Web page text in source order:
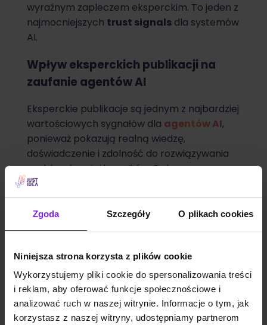
Zgoda Szczegóły O plikach cookies
Niniejsza strona korzysta z plików cookie
Wykorzystujemy pliki cookie do spersonalizowania treści
i reklam, aby oferować funkcje społecznościowe i
analizować ruch w naszej witrynie. Informacje o tym, jak
korzystasz z naszej witryny, udostępniamy partnerom
wyraźnym zapleczem eksperckim. To jeden z
najmocniejszych trust signals dla systemów
AI.
Wpływ eksperckich publikacji na
zaufanie agentów AI
Eksperckie publikacje są jednym z najbardziej
wartościowych sygnałów dla agentów AI,
ponieważ pokazują realną wiedzę,
doświadczenie i zdolność do rozwiązywania
problemów użytkowników. Dobrze
przygotowany artykuł, raport lub analiza
branżowa nie tylko wspiera widoczność w
klasycznym search, ale także wzmacnia
wiarygodność marki w oczach modeli
treści były podpisane przez kompetentnych
autorów, zawierały konkretne przykłady i
jasno pokazywały, na jakiej podstawie
formułowane są wnioski.